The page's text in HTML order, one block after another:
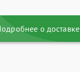
о доставке